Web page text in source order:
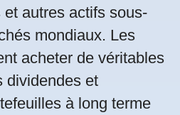
autres actifs sous-
mondiaux. Les
acheter de véritables
dividendes et
à long terme